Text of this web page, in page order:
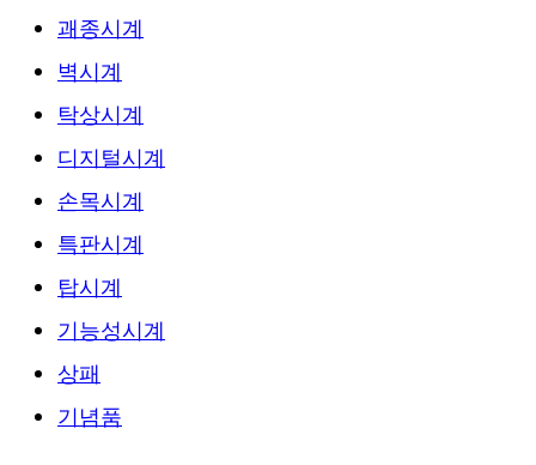
괘종시계
벽시계
탁상시계
디지털시계
손목시계
특판시계
탑시계
기능성시계
상패
기념품